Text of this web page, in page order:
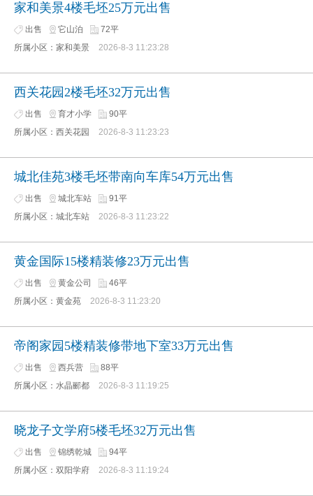
家和美景4楼毛坯25万元出售
出售 它山泊
72平
所属小区：家和美景
2026-8-3 11:23:28
西关花园2楼毛坯32万元出售
出售 育才小学
90平
所属小区：西关花园
2026-8-3 11:23:23
城北佳苑3楼毛坯带南向车库54万元出售
出售 城北车站
91平
所属小区：城北车站
2026-8-3 11:23:22
黄金国际15楼精装修23万元出售
出售 黄金公司
46平
所属小区：黄金苑
2026-8-3 11:23:20
帝阁家园5楼精装修带地下室33万元出售
出售 西兵营
88平
所属小区：水晶郦都
2026-8-3 11:19:25
晓龙子文学府5楼毛坯32万元出售
出售 锦绣乾城
94平
所属小区：双阳学府
2026-8-3 11:19:24